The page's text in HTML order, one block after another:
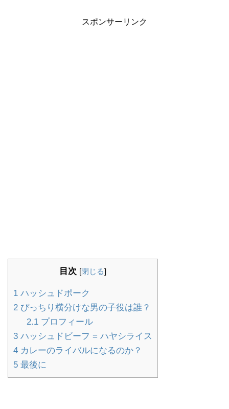
スポンサーリンク
目次 [閉じる]
1 ハッシュドポーク
2 ぴっちり横分けな男の子役は誰？
2.1プロフィール
3 ハッシュドビーフ = ハヤシライス
4 カレーのライバルになるのか？
5 最後に